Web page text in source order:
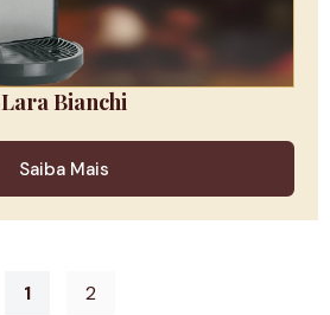
Lara Bianchi
Saiba Mais
1 2